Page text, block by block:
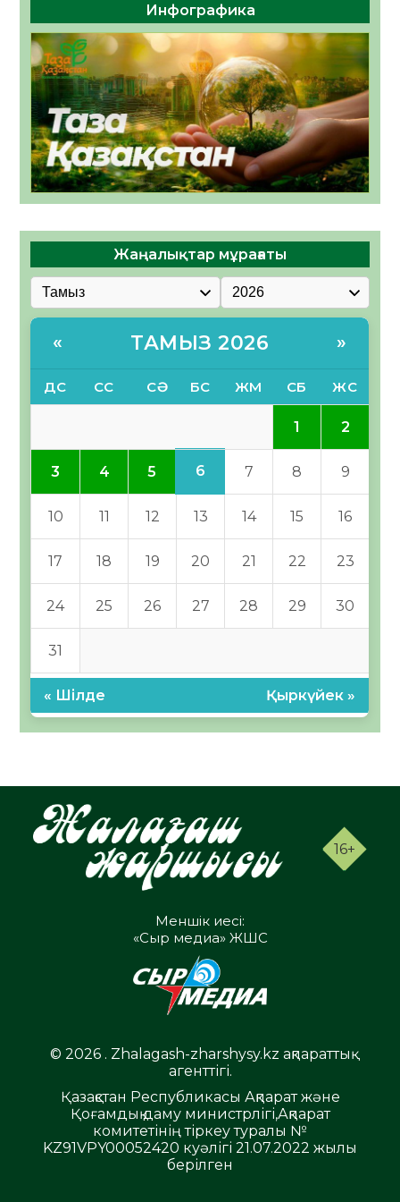
Инфографика
Жаңалықтар мұрағаты
« ТАМЫЗ 2026 »
ДС СС СӘ БС ЖМ СБ ЖС
1 2
3 4 5 6 7 8 9
10 11 12 13 14 15 16
17 18 19 20 21 22 23
24 25 26 27 28 29 30
31
« Шілде Қыркүйек »
16+
Меншік иесі:
«Сыр медиа» ЖШС
© 2026 . Zhalagash-zharshysy.kz ақпараттық
агенттігі.
Қазақстан Республикасы Ақпарат және
Қоғамдық даму министрлігі,Ақпарат
комитетінің тіркеу туралы №
KZ91VPY00052420 куәлігі 21.07.2022 жылы
берілген